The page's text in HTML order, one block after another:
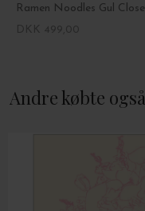
Andre købte også